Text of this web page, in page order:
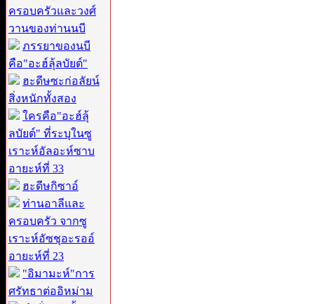
ครอบครัวและวงศ์
วานของท่านนบี
ภรรยาของนบี
คือ"อะฮ์ลุ้ลบัยต์"
ฮะดีษซะก่อลัยน์
สิ่งหนักทั้งสอง
ใครคือ"อะฮ์ลุ้
ลบัยต์" ที่ระบุในซู
เราะห์อัลอะห์ซาบ
อายะห์ที่ 33
ฮะดีษกิซาอ์
ท่านอาลีและ
ครอบครัว จากซู
เราะห์อัซชุอะรออ์
อายะห์ที่ 23
"อิมามะห์"การ
ศรัทธาต่ออิหม่าม